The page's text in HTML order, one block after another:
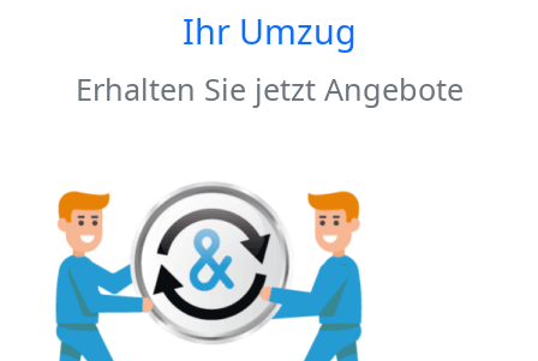
Ihr Umzug
Erhalten Sie jetzt Angebote